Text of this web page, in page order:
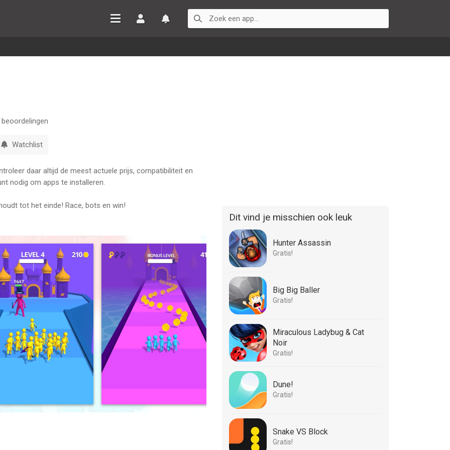
beoordelingen
Watchlist
daar altijd de meest actuele prijs, compatibiliteit en
nodig om apps te installeren.
tot het einde! Race, bots en win!
mensen om een ​​enorme botsende menigte te creëren. Leid
obstakels. Pas je bewegingen aan terwijl je vlucht en
survivalrace! Ontwijk zwaaiende bijlen en kolossale
dodelijke rode knopen en een doornige afgrond om de
level. Verpletter je rivalen in het laatste gevecht en verover
Dit vind je misschien ook leuk
Hunter Assassin
Gratis!
Big Big Baller
Gratis!
Miraculous Ladybug & Cat
Noir
Gratis!
Dune!
Gratis!
Snake VS Block
Gratis!